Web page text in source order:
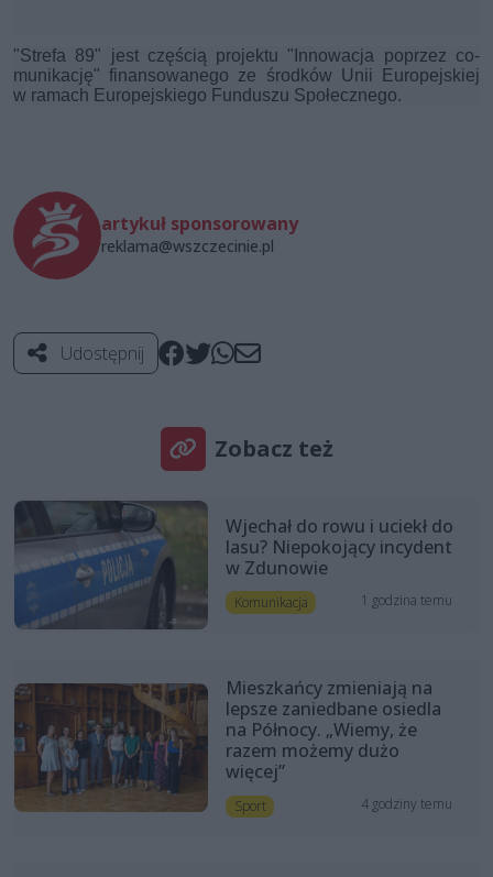
"Strefa 89" jest częścią projektu "Innowacja poprzez co-
munikację" finansowanego ze środków Unii Europejskiej
w ramach Europejskiego Funduszu Społecznego.
artykuł sponsorowany
reklama@wszczecinie.pl
Udostępnij
Zobacz też
Wjechał do rowu i uciekł do
lasu? Niepokojący incydent
w Zdunowie
Komunikacja 1 godzina temu
Mieszkańcy zmieniają na
lepsze zaniedbane osiedla
na Północy. „Wiemy, że
razem możemy dużo
więcej”
Sport 4 godziny temu